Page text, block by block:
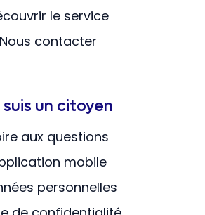
le service
Nous contacter
suis un citoyen
aux questions
mobile
personnelles